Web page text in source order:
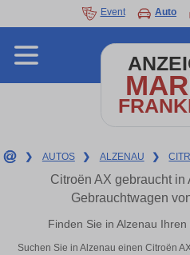
Event Auto
❯ AUTOS ❯ ALZENAU ❯
Citroën AX gebraucht
Gebrauchtwagen
Finden Sie in Alzenau
Suchen Sie in Alzenau einen Citroën